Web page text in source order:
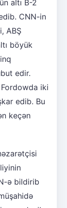
altı B-2
CNN-in
ABŞ
böyük
edir.
iki
edib. Bu
keçən
ə bildirib